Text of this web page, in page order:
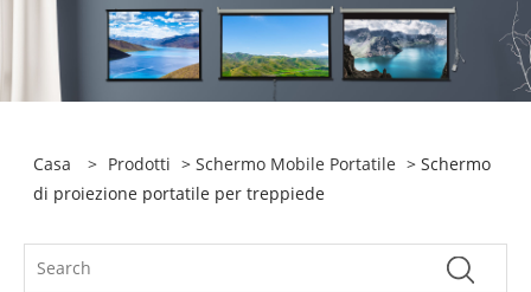
Casa > Prodotti >Schermo Mobile Portatile > Schermo
di proiezione portatile per treppiede